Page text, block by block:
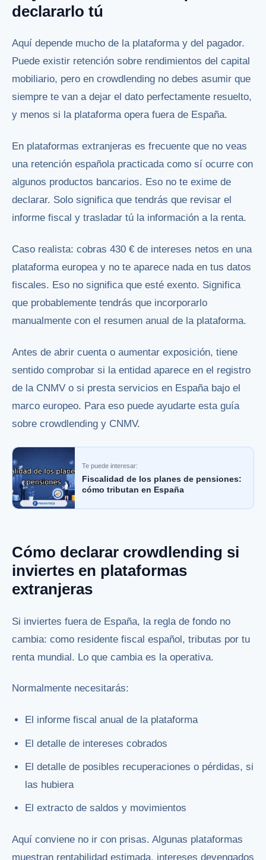
declararlo tú
Aquí depende mucho de la plataforma y del pagador.
Puede existir retención sobre rendimientos del capital
mobiliario, pero en crowdlending no debes asumir que
siempre te van a dejar el dato perfectamente resuelto,
y menos si la plataforma opera fuera de España.
En plataformas extranjeras es frecuente que no veas
una retención española practicada como sí ocurre con
algunos productos bancarios. Eso no te exime de
declarar. Solo significa que tendrás que revisar el
informe fiscal y trasladar tú la información a la renta.
Caso realista: cobras 430 € de intereses netos en una
plataforma europea y no te aparece nada en tus datos
fiscales. Eso no significa que esté exento. Significa
que probablemente tendrás que incorporarlo
manualmente con el resumen anual de la plataforma.
Antes de abrir cuenta o aumentar exposición, tiene
sentido comprobar si la entidad aparece en el registro
de la CNMV o si presta servicios en España bajo el
marco europeo. Para eso puede ayudarte esta guía
sobre crowdlending y CNMV.
Te puede interesar:
Fiscalidad de los planes de pensiones:
cómo tributan en España
Cómo declarar crowdlending si
inviertes en plataformas
extranjeras
Si inviertes fuera de España, la regla de fondo no
cambia: como residente fiscal español, tributas por tu
renta mundial. Lo que cambia es la operativa.
Normalmente necesitarás:
El informe fiscal anual de la plataforma
El detalle de intereses cobrados
El detalle de posibles recuperaciones o pérdidas, si
las hubiera
El extracto de saldos y movimientos
Aquí conviene no ir con prisas. Algunas plataformas
muestran rentabilidad estimada, intereses devengados